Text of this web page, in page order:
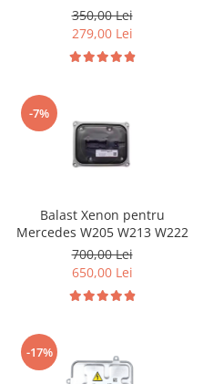
Saab
Seat
Subaru
Suzuki
Volkswagen
Senzori parcare dedicati
Grile aerisire
Camere mers inapoi
Sticle far
Diverse
Tuning auto
Diverse
Garnituri galerie admisie BMW
Valve PCV
Adaptoare auxiliare
Produse cu discount de pana la
350,00 Lei
279,00 Lei
-7%
Balast Xenon pentru
Mercedes W205 W213 W222
700,00 Lei
650,00 Lei
-17%